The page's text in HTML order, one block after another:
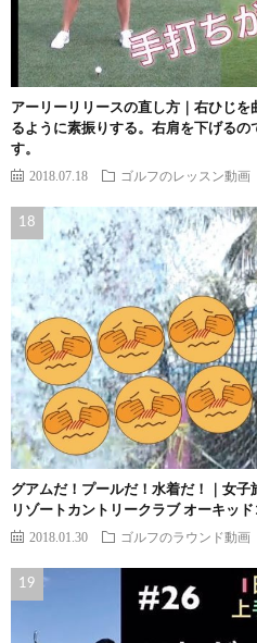
アーリーリリースの直し方｜右ひじ
るように素振りする。右肩を下げるの
す。
2018.07.18 ゴルフのレッスン動画
グアムだ！プールだ！水着だ！｜女子
リゾートカントリークラブ オーキッド
2018.01.30 ゴルフのラウンド動画